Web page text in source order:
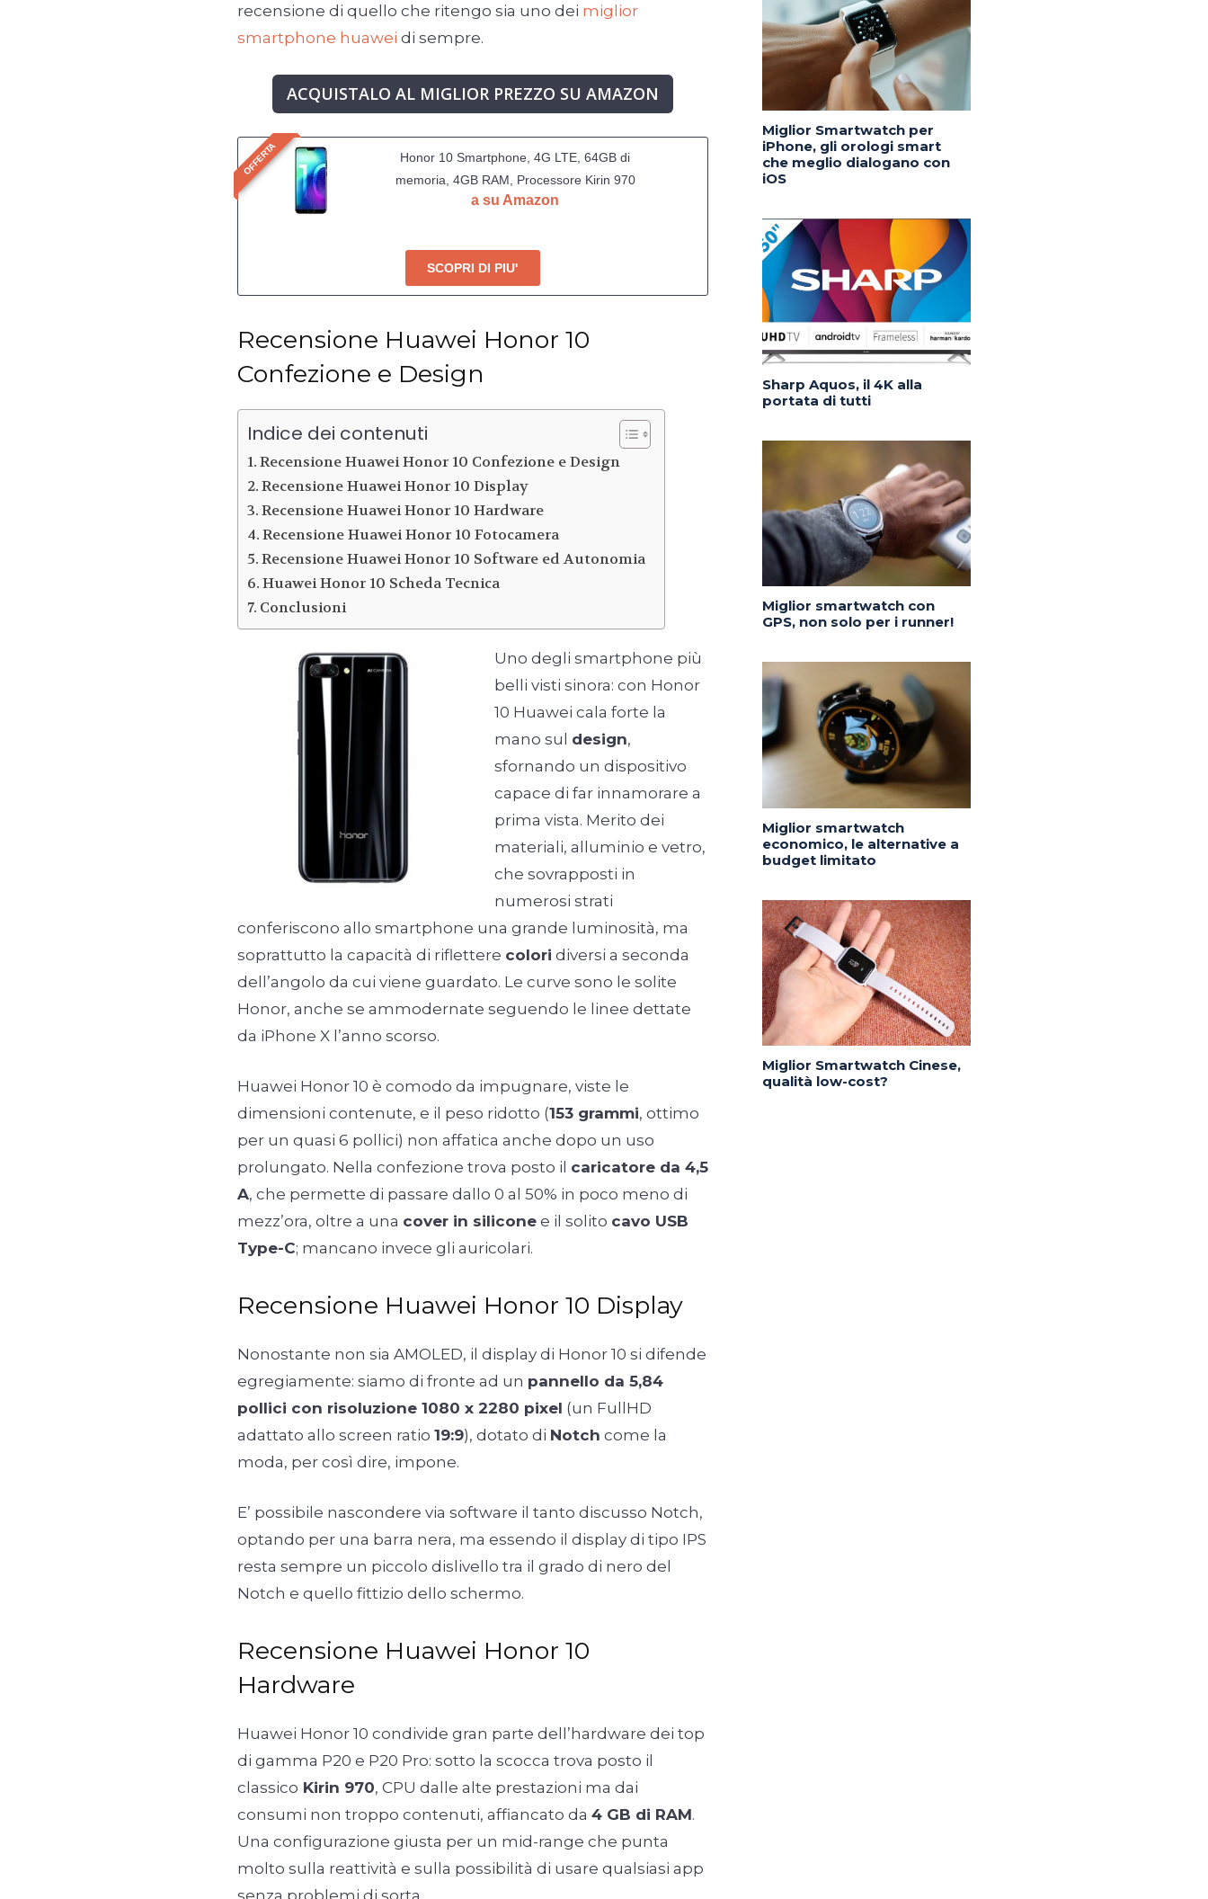
recensione di quello che ritengo sia uno dei miglior
smartphone huawei di sempre.
ACQUISTALO AL MIGLIOR PREZZO SU AMAZON
OFFERTA
Honor 10 Smartphone, 4G LTE, 64GB di
memoria, 4GB RAM, Processore Kirin 970
Octa-Core, Display 5.8" FHD+ (1080 x 2160),
a su Amazon
SCOPRI DI PIU'
Recensione Huawei Honor 10
Confezione e Design
Indice dei contenuti
Recensione Huawei Honor 10 Confezione e Design
Recensione Huawei Honor 10 Display
Recensione Huawei Honor 10 Hardware
Recensione Huawei Honor 10 Fotocamera
Recensione Huawei Honor 10 Software ed Autonomia
Huawei Honor 10 Scheda Tecnica
Conclusioni
Uno degli smartphone più
belli visti sinora: con Honor
10 Huawei cala forte la
mano sul design,
sfornando un dispositivo
capace di far innamorare a
prima vista. Merito dei
materiali, alluminio e vetro,
che sovrapposti in
numerosi strati
conferiscono allo smartphone una grande luminosità, ma
soprattutto la capacità di riflettere colori diversi a seconda
dell’angolo da cui viene guardato. Le curve sono le solite
Honor, anche se ammodernate seguendo le linee dettate
da iPhone X l’anno scorso.
Huawei Honor 10 è comodo da impugnare, viste le
dimensioni contenute, e il peso ridotto (153 grammi, ottimo
per un quasi 6 pollici) non affatica anche dopo un uso
prolungato. Nella confezione trova posto il caricatore da 4,5
A, che permette di passare dallo 0 al 50% in poco meno di
mezz’ora, oltre a una cover in silicone e il solito cavo USB
Type-C; mancano invece gli auricolari.
Recensione Huawei Honor 10 Display
Nonostante non sia AMOLED, il display di Honor 10 si difende
egregiamente: siamo di fronte ad un pannello da 5,84
pollici con risoluzione 1080 x 2280 pixel (un FullHD
adattato allo screen ratio 19:9), dotato di Notch come la
moda, per così dire, impone.
E’ possibile nascondere via software il tanto discusso Notch,
optando per una barra nera, ma essendo il display di tipo IPS
resta sempre un piccolo dislivello tra il grado di nero del
Notch e quello fittizio dello schermo.
Recensione Huawei Honor 10
Hardware
Huawei Honor 10 condivide gran parte dell’hardware dei top
di gamma P20 e P20 Pro: sotto la scocca trova posto il
classico Kirin 970, CPU dalle alte prestazioni ma dai
consumi non troppo contenuti, affiancato da 4 GB di RAM.
Una configurazione giusta per un mid-range che punta
molto sulla reattività e sulla possibilità di usare qualsiasi app
Miglior Smartwatch per
iPhone, gli orologi smart
che meglio dialogano con
iOS
Sharp Aquos, il 4K alla
portata di tutti
Miglior smartwatch con
GPS, non solo per i runner!
Miglior smartwatch
economico, le alternative a
budget limitato
Miglior Smartwatch Cinese,
qualità low-cost?